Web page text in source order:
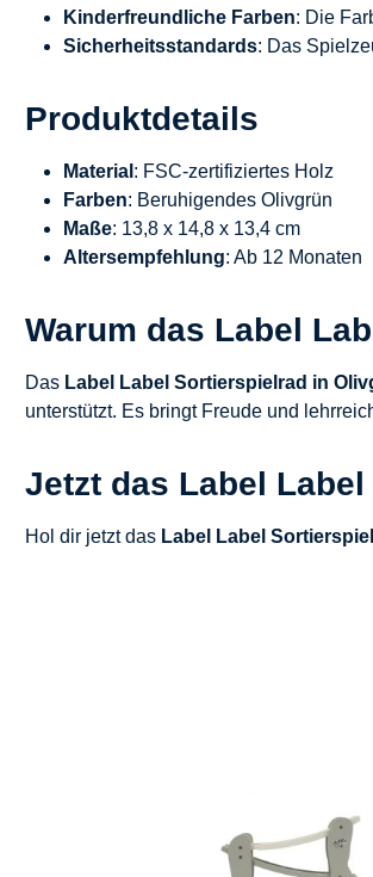
Kinderfreundliche Farben: Die
Sicherheitsstandards: Das
Produktdetails
Material : FSC-zertifiziertes Holz
Farben: Beruhigendes Olivgrün
Maße: 13,8 x 14,8 x 13,4 cm
Altersempfehlung: Ab 12 Monaten
Warum das Label
Das Label Label Sortierspielrad in
unterstützt. Es bringt Freude und
Jetzt das Label
Hol dir jetzt das Label Label